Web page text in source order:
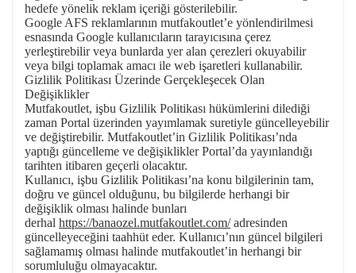
hedefe yönelik reklam içeriği gösterilebilir.
Google AFS reklamlarının mutfakoutlet’e yönlendirilmesi
esnasında Google kullanıcıların tarayıcısına çerez
yerleştirebilir veya bunlarda yer alan çerezleri okuyabilir
veya bilgi toplamak amacı ile web işaretleri kullanabilir.
Gizlilik Politikası Üzerinde Gerçekleşecek Olan
Değişiklikler
Mutfakoutlet, işbu Gizlilik Politikası hükümlerini dilediği
zaman Portal üzerinden yayımlamak suretiyle güncelleyebilir
ve değiştirebilir. Mutfakoutlet’in Gizlilik Politikası’nda
yaptığı güncelleme ve değişiklikler Portal’da yayınlandığı
tarihten itibaren geçerli olacaktır.
Kullanıcı, işbu Gizlilik Politikası’na konu bilgilerinin tam,
doğru ve güncel olduğunu, bu bilgilerde herhangi bir
değişiklik olması halinde bunları
derhal https://banaozel.mutfakoutlet.com/adresinden
güncelleyeceğini taahhüt eder. Kullanıcı’nın güncel bilgileri
sağlamamış olması halinde mutfakoutlet’in herhangi bir
sorumluluğu olmayacaktır.